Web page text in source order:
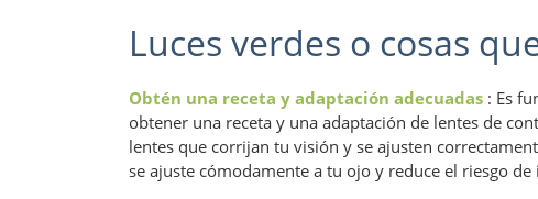
Luces verdes o cosas
Obtén una receta y adaptación adecuadas : Es
obtener una receta y una adaptación de lentes de
lentes que corrijan tu visión y se ajusten
se ajuste cómodamente a tu ojo y reduce el riesgo